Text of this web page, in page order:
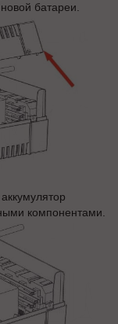
батареи.
компонентами.